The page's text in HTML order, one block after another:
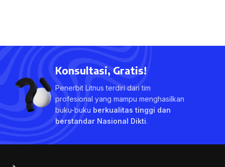
Konsultasi, Gratis!
Penerbit Litnus terdiri dari tim
profesional yang mampu menghasilkan
buku-buku berkualitas tinggi dan
berstandar Nasional Dikti.